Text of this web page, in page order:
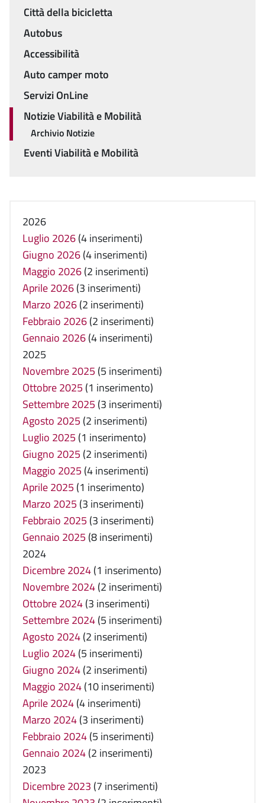
Città della bicicletta
Autobus
Accessibilità
Auto camper moto
Servizi OnLine
Notizie Viabilità e Mobilità
Archivio Notizie
Eventi Viabilità e Mobilità
2026
Luglio 2026(4 inserimenti)
Giugno 2026(4 inserimenti)
Maggio 2026(2 inserimenti)
Aprile 2026(3 inserimenti)
Marzo 2026(2 inserimenti)
Febbraio 2026(2 inserimenti)
Gennaio 2026(4 inserimenti)
2025
Novembre 2025 (5 inserimenti)
Ottobre 2025 (1 inserimento)
Settembre 2025 (3 inserimenti)
Agosto 2025 (2 inserimenti)
Luglio 2025 (1 inserimento)
Giugno 2025 (2 inserimenti)
Maggio 2025 (4 inserimenti)
Aprile 2025 (1 inserimento)
Marzo 2025 (3 inserimenti)
Febbraio 2025 (3 inserimenti)
Gennaio 2025 (8 inserimenti)
2024
Dicembre 2024(1 inserimento)
Novembre 2024(2 inserimenti)
Ottobre 2024(3 inserimenti)
Settembre 2024(5 inserimenti)
Agosto 2024(2 inserimenti)
Luglio 2024(5 inserimenti)
Giugno 2024(2 inserimenti)
Maggio 2024(10 inserimenti)
Aprile 2024(4 inserimenti)
Marzo 2024(3 inserimenti)
Febbraio 2024(5 inserimenti)
Gennaio 2024(2 inserimenti)
2023
Dicembre 2023 (7 inserimenti)